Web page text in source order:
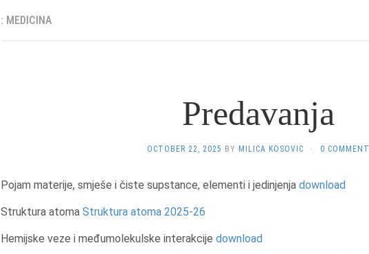
: MEDICINA
Predavanja
OCTOBER 22, 2025 BY MILICA KOSOVIC · 0 COMMENT
Pojam materije, smješe i čiste supstance, elementi i jedinjenja download
Struktura atoma Struktura atoma 2025-26
Hemijske veze i međumolekulske interakcije download